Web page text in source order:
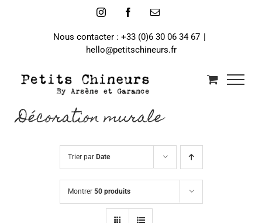
InstagramFacebookEmail
Nous contacter : +33 (0)6 30 06 34 67 |
hello@petitschineurs.fr
Décoration murale
Trier par Date
Montrer 50 produits